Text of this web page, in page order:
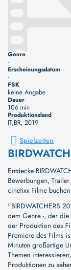
Genre
-
Erscheinungsdatum
-
FSK
keine Angabe
Dauer
106 min
Produktionsland
IT,BR, 2019
Spielzeiten
Entdecke
Bewerbungen,
cinetixx Filme buchen.
"BIRDWATCHERS
dem Genre -, der die
der Produktion des
Premiere des Films
Minuten großartige
Themen
Produktionen zu